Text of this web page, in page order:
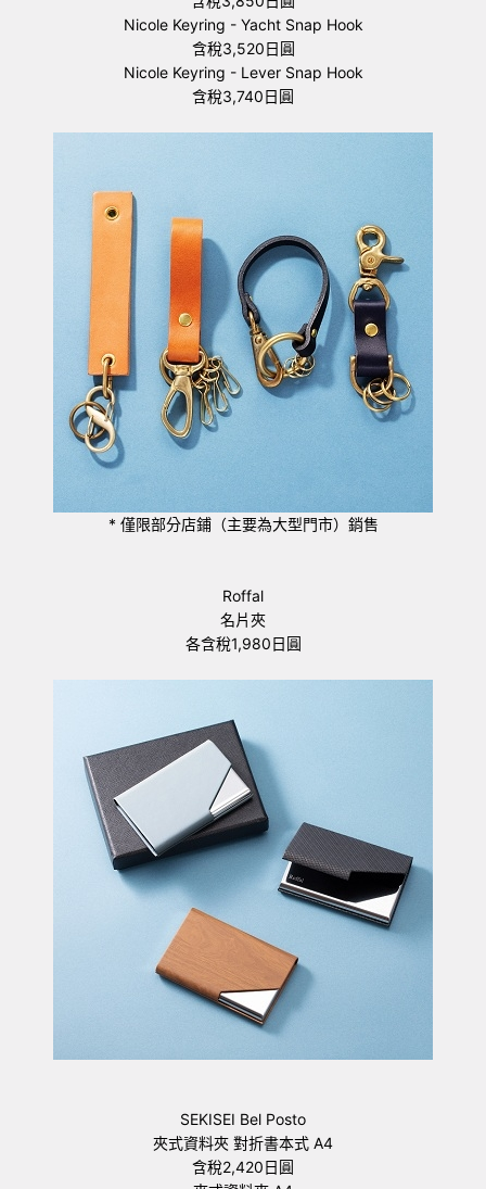
Nicole Keyring - Yacht Snap Hook
含稅3,520日圓
Nicole Keyring - Lever Snap Hook
含稅3,740日圓
* 僅限部分店鋪（主要為大型門市）銷售
Roffal
名片夾
各含稅1,980日圓
SEKISEI Bel Posto
夾式資料夾 對折書本式 A4
含稅2,420日圓